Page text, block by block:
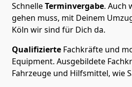
SchnelleTerminvergabe. Auch
gehen muss, mit Deinem
Köln wir sind für Dich da.
Qualifizierte Fachkräfte und
Equipment. Ausgebildete
Fahrzeuge und Hilfsmittel, wie